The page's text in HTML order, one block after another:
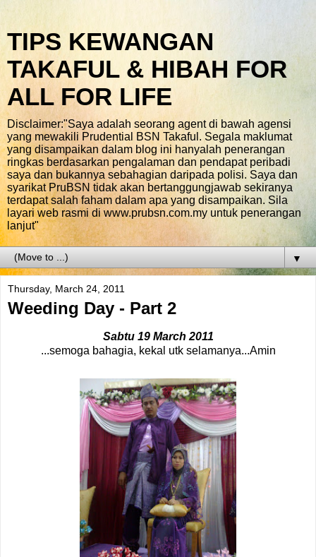
TIPS KEWANGAN
TAKAFUL & HIBAH FOR
ALL FOR LIFE
Disclaimer:"Saya adalah seorang agent di bawah agensi
yang mewakili Prudential BSN Takaful. Segala maklumat
yang disampaikan dalam blog ini hanyalah penerangan
ringkas berdasarkan pengalaman dan pendapat peribadi
saya dan bukannya sebahagian daripada polisi. Saya dan
syarikat PruBSN tidak akan bertanggungjawab sekiranya
terdapat salah faham dalam apa yang disampaikan. Sila
layari web rasmi di www.prubsn.com.my untuk penerangan
lanjut"
▼
Thursday, March 24, 2011
Weeding Day - Part 2
Sabtu 19 March 2011
...semoga bahagia, kekal utk selamanya...Amin